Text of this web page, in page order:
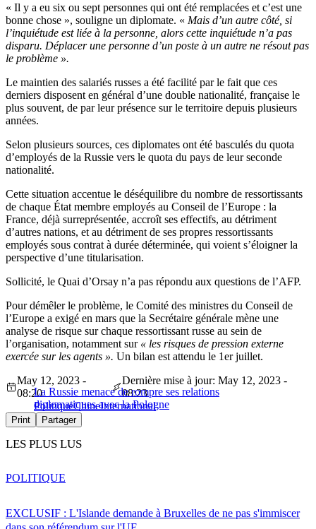
« Il y a eu six ou sept personnes qui ont été remplacées et c’est une
bonne chose », souligne un diplomate. « Mais d’un autre côté, si
l’inquiétude est liée à la personne, alors cette inquiétude n’a pas
disparu. Déplacer une personne d’un poste à un autre ne résout pas
le problème ».
Le maintien des salariés russes a été facilité par le fait que ces
derniers disposent en général d’une double nationalité, française le
plus souvent, de par leur présence sur le territoire depuis plusieurs
années.
Selon plusieurs sources, ces diplomates ont été basculés du quota
d’employés de la Russie vers le quota du pays de leur seconde
nationalité.
Cette situation accentue le déséquilibre du nombre de ressortissants
de chaque État membre employés au Conseil de l’Europe : la
France, déjà surreprésentée, accroît ses effectifs, au détriment
d’autres nations, et au détriment de ses propres ressortissants
employés sous contrat à durée déterminée, qui voient s’éloigner la
perspective d’une titularisation.
Sollicité, le Quai d’Orsay n’a pas répondu aux questions de l’AFP.
Pour démêler le problème, le Comité des ministres du Conseil de
l’Europe a exigé en mars que la Secrétaire générale mène une
analyse de risque sur chaque ressortissant russe au sein de
l’organisation, notamment sur « les risques de pression externe
exercée sur les agents ». Un bilan est attendu le 1er juillet.
La Russie menace de rompre ses relations
diplomatiques avec la Pologne
May 12, 2023 -
08:20
Dernière mise à jour: May 12, 2023 -
08:23
PolitiqueChineInternational
Print Partager
LES PLUS LUS
EXCLUSIF : L'Islande demande à Bruxelles de ne pas s'immiscer
POLITIQUE